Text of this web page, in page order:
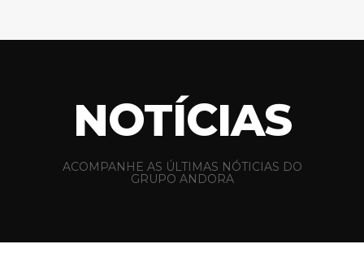
NOTÍCIAS
ACOMPANHE AS ÚLTIMAS NÓTICIAS DO
GRUPO ANDORA